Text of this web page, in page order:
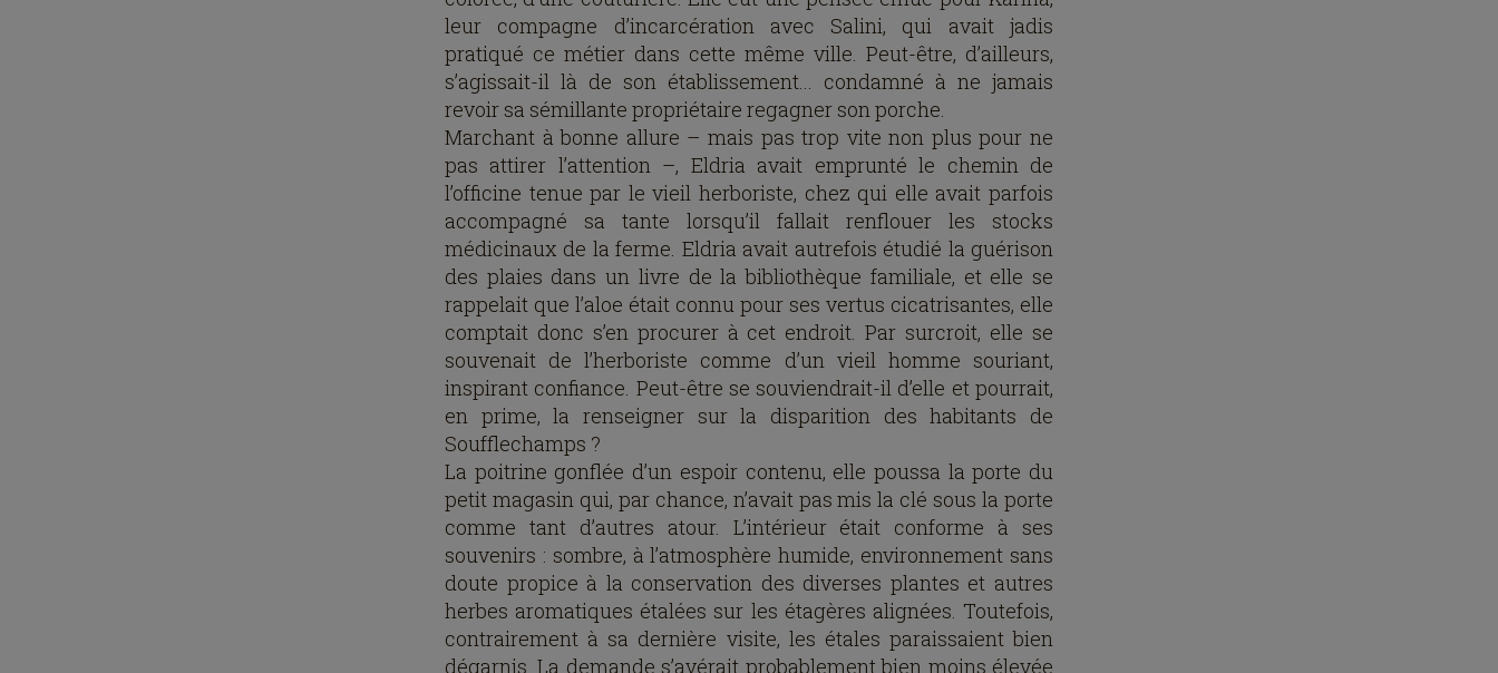
leur compagne d’incarcération avec Salini, qui avait jadis
pratiqué ce métier dans cette même ville. Peut-être, d’ailleurs,
s’agissait-il là de son établissement... condamné à ne jamais
revoir sa sémillante propriétaire regagner son porche.
Marchant à bonne allure – mais pas trop vite non plus pour ne
pas attirer l’attention –, Eldria avait emprunté le chemin de
l’officine tenue par le vieil herboriste, chez qui elle avait parfois
accompagné sa tante lorsqu’il fallait renflouer les stocks
médicinaux de la ferme. Eldria avait autrefois étudié la guérison
des plaies dans un livre de la bibliothèque familiale, et elle se
rappelait que l’aloe était connu pour ses vertus cicatrisantes, elle
comptait donc s’en procurer à cet endroit. Par surcroit, elle se
souvenait de l’herboriste comme d’un vieil homme souriant,
inspirant confiance. Peut-être se souviendrait-il d’elle et pourrait,
en prime, la renseigner sur la disparition des habitants de
Soufflechamps ?
La poitrine gonflée d’un espoir contenu, elle poussa la porte du
petit magasin qui, par chance, n’avait pas mis la clé sous la porte
comme tant d’autres atour. L’intérieur était conforme à ses
souvenirs : sombre, à l’atmosphère humide, environnement sans
doute propice à la conservation des diverses plantes et autres
herbes aromatiques étalées sur les étagères alignées. Toutefois,
contrairement à sa dernière visite, les étales paraissaient bien
dégarnis. La demande s’avérait probablement bien moins élevée